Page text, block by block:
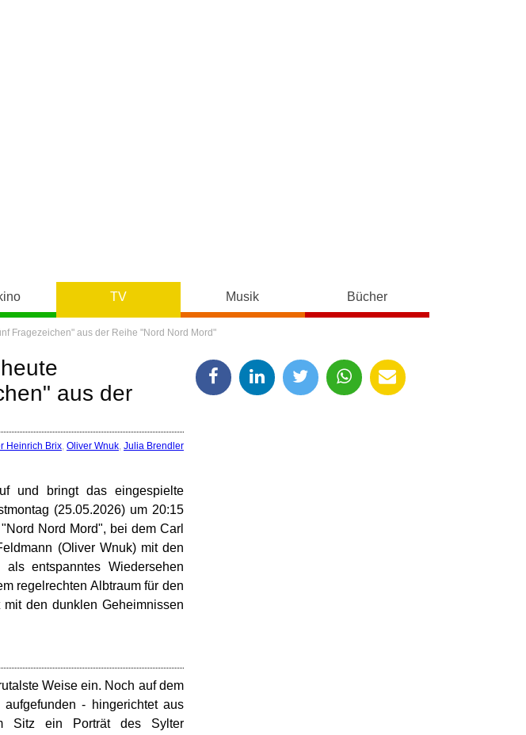
TV Musik Bücher
Fragezeichen" aus der Reihe "Nord Nord Mord"
aus der
Heinrich Brix, Oliver Wnuk, Julia Brendler
und bringt das eingespielte
(25.05.2026) um 20:15
Nord Mord", bei dem Carl
(Oliver Wnuk) mit den
entspanntes Wiedersehen
regelrechten Albtraum für den
den dunklen Geheimnissen
Weise ein. Noch auf dem
- hingerichtet aus
Sitz ein Porträt des Sylter